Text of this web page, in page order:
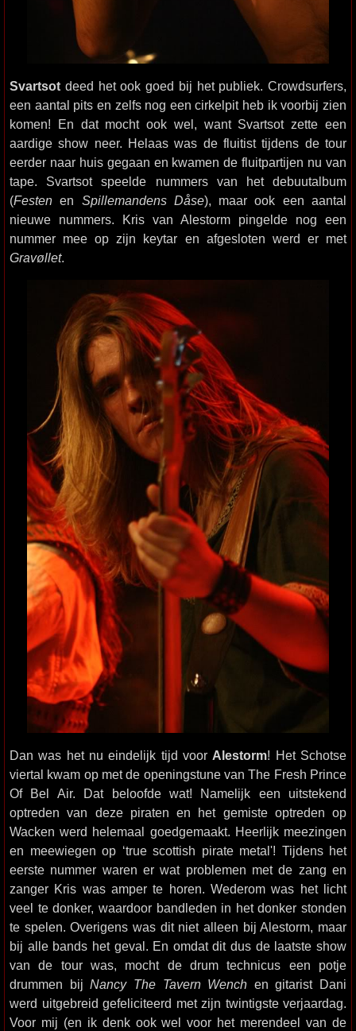
Svartsot deed het ook goed bij het publiek. Crowdsurfers,
een aantal pits en zelfs nog een cirkelpit heb ik voorbij zien
komen! En dat mocht ook wel, want Svartsot zette een
aardige show neer. Helaas was de fluitist tijdens de tour
eerder naar huis gegaan en kwamen de fluitpartijen nu van
tape. Svartsot speelde nummers van het debuutalbum
(Festen en Spillemandens Dåse), maar ook een aantal
nieuwe nummers. Kris van Alestorm pingelde nog een
nummer mee op zijn keytar en afgesloten werd er met
Gravøllet.
Dan was het nu eindelijk tijd voor Alestorm! Het Schotse
viertal kwam op met de openingstune van The Fresh Prince
Of Bel Air. Dat beloofde wat! Namelijk een uitstekend
optreden van deze piraten en het gemiste optreden op
Wacken werd helemaal goedgemaakt. Heerlijk meezingen
en meewiegen op ‘true scottish pirate metal'! Tijdens het
eerste nummer waren er wat problemen met de zang en
zanger Kris was amper te horen. Wederom was het licht
veel te donker, waardoor bandleden in het donker stonden
te spelen. Overigens was dit niet alleen bij Alestorm, maar
bij alle bands het geval. En omdat dit dus de laatste show
van de tour was, mocht de drum technicus een potje
drummen bijNancy The Tavern Wench en gitarist Dani
werd uitgebreid gefeliciteerd met zijn twintigste verjaardag.
Voor mij (en ik denk ook wel voor het merendeel van de